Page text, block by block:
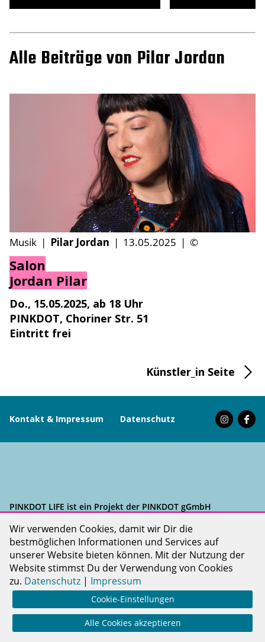
Alle Beiträge von Pilar Jordan
Musik | Pilar Jordan | 13.05.2025 | ©
Salon
Jordan Pilar
Do., 15.05.2025, ab 18 Uhr
PINKDOT, Choriner Str. 51
Eintritt frei
Künstler_in Seite
Kontakt & Impressum Datenschutz
PINKDOT LIFE ist ein Projekt der PINKDOT gGmbH
Wir verwenden Cookies, damit wir Dir die
bestmöglichen Informationen und Services auf
unserer Website bieten können. Mit der Nutzung der
Website stimmst Du der Verwendung von Cookies
zu. Datenschutz | Impressum
Cookie-Einstellungen
Alle Cookies akzeptieren